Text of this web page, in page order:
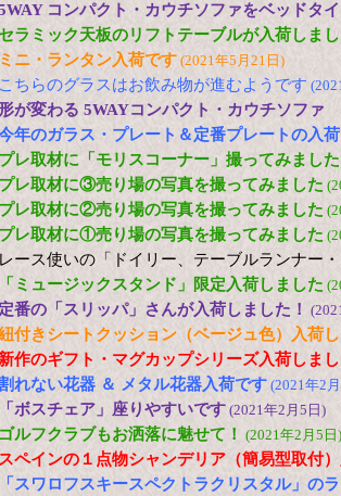
コンパクト・カウチソファをベッドタ
セラミック天板のリフトテーブルが入荷しま
ミニ・ランタン入荷です (2021年5月21日)
こちらのグラスはお飲み物が進むようです
が変わる 5WAYコンパクト・カウチソファ
年のガラス・プレート＆定番プレートの入
プレ取材に「モリスコーナー」撮ってみました
プレ取材に③売り場の写真を撮ってみました
プレ取材に②売り場の写真を撮ってみました
プレ取材に①売り場の写真を撮ってみました
レース使いの「ドイリー、テーブルランナー
「ミュージックスタンド」限定入荷しました
定番の「スリッパ」さんが入荷しました！
付きシートクッション（ベージュ色）入荷
新作のギフト・マグカップシリーズ入荷しま
れない花器 ＆ メタル花器入荷です (2021年2
「ボスチェア」座りやすいです (2021年2月5日)
ゴルフクラブもお洒落に魅せて！ (2021年2月5日)
スペインの１点物シャンデリア（簡易型取付
「スワロフスキースペクトラクリスタル」の